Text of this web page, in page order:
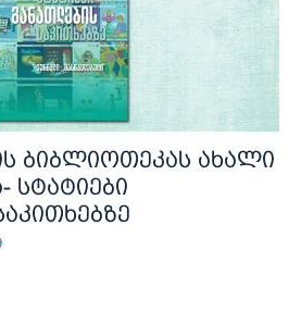
ბიბლიოთეკას ახალი
სტატიები